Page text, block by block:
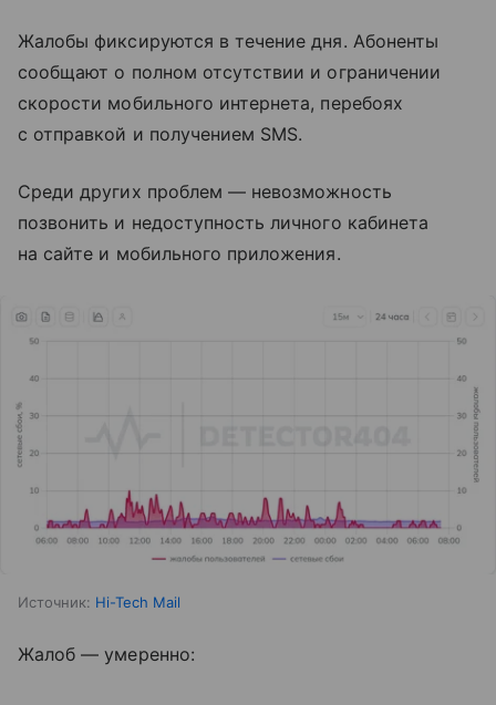
Жалобы фиксируются в течение дня. Абоненты
сообщают о полном отсутствии и ограничении
скорости мобильного интернета, перебоях
с отправкой и получением SMS.
Среди других проблем — невозможность
позвонить и недоступность личного кабинета
на сайте и мобильного приложения.
Источник: Hi-Tech Mail
Жалоб — умеренно: